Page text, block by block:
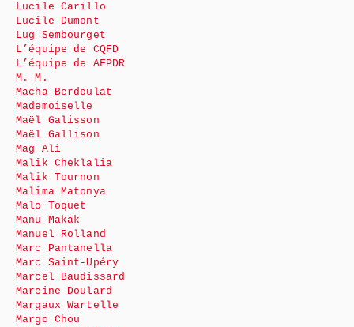
Lucile Carillo
Lucile Dumont
Lug Sembourget
L’équipe de CQFD
L’équipe de AFPDR
M. M.
Macha Berdoulat
Mademoiselle
Maël Galisson
Maël Gallison
Mag Ali
Malik Cheklalia
Malik Tournon
Malima Matonya
Malo Toquet
Manu Makak
Manuel Rolland
Marc Pantanella
Marc Saint-Upéry
Marcel Baudissard
Mareine Doulard
Margaux Wartelle
Margo Chou